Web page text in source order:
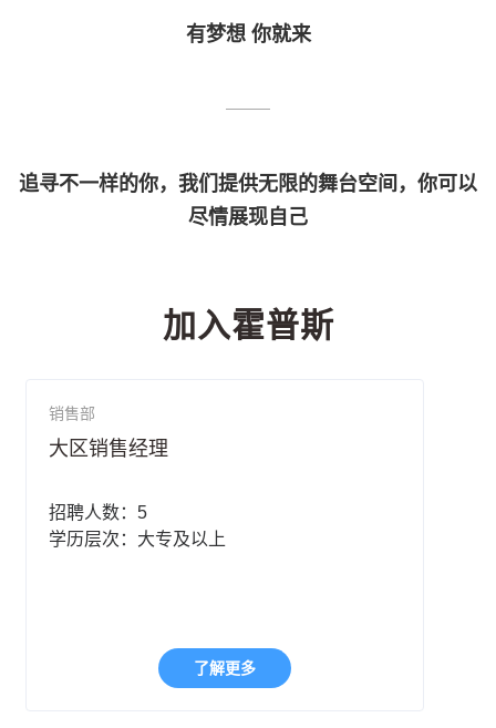
有梦想 你就来
追寻不一样的你，我们提供无限的舞台空间，你可以
尽情展现自己
加入霍普斯
销售部
大区销售经理
招聘人数：5
学历层次：大专及以上
了解更多